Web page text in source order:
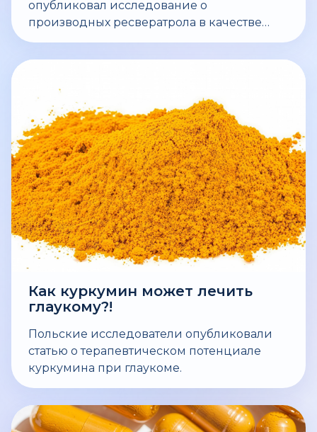
опубликовал исследование о
производных ресвератрола в качестве
потенциальных методов лечения болезни
Альцгеймера (БА).
Как куркумин может лечить
глаукому?!
Польские исследователи опубликовали
статью о терапевтическом потенциале
куркумина при глаукоме.